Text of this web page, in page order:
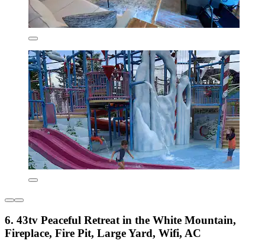
6. 43tv Peaceful Retreat in the White Mountain,
Fireplace, Fire Pit, Large Yard, Wifi, AC